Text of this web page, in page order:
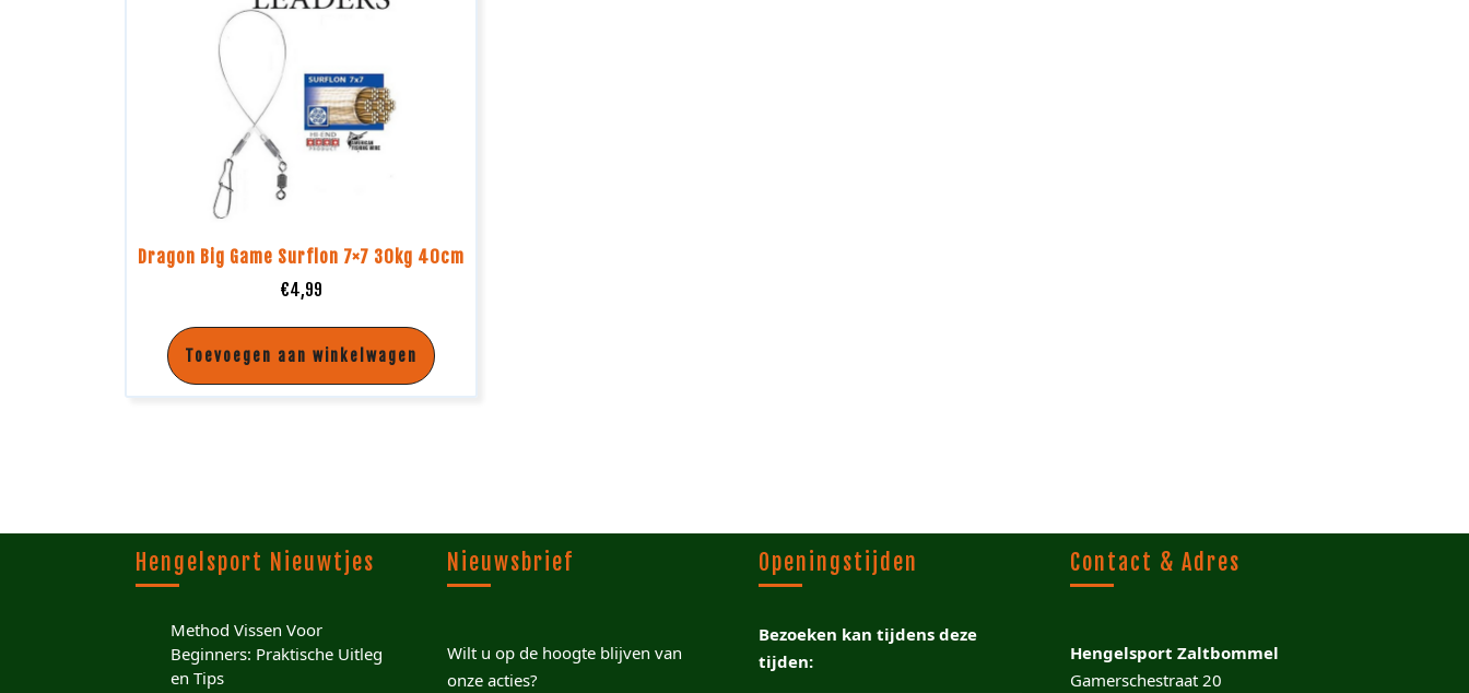
Dragon Big Game Surflon 7×7 30kg 40cm
€4,99
Toevoegen aan winkelwagen
Hengelsport Nieuwtjes
Method Vissen Voor
Beginners: Praktische Uitleg
en Tips
Nieuwsbrief
Wilt u op de hoogte blijven van
onze acties?
Openingstijden
Bezoeken kan tijdens deze
tijden:
Contact & Adres
Hengelsport Zaltbommel
Gamerschestraat 20